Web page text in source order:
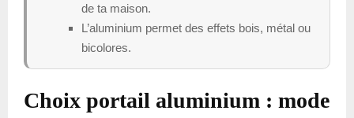
de ta maison.
L’aluminium permet des effets bois, métal ou
bicolores.
Choix portail aluminium : mode